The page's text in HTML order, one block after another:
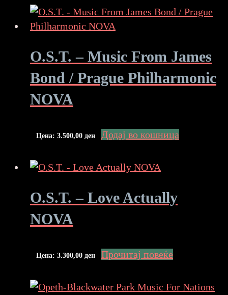
O.S.T. – Music From James
Bond / Prague Philharmonic
NOVA
Цена: 3.500,00 ден Додај во кошница
O.S.T. – Love Actually
NOVA
Цена: 3.300,00 ден Прочитај повеќе